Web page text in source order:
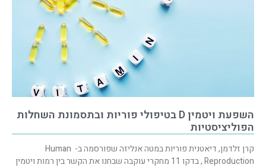
השפעת ויטמין D בטיפולי פוריות ובתסמונת השחלות
הפוליציסטיות
קרן זלדמן, דיאטנית פוריות במטה אנליזה שפורסמה ב- Human
Reproduction , בדקו 11 מחקרי עוקבה שבחנו את הקשר בין רמות ויטמין